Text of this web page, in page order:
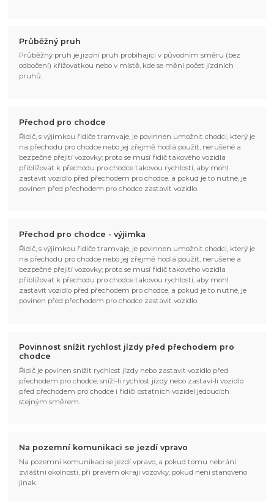
Průběžný pruh
Průběžný pruh je jízdní pruh probíhající v původním směru (bez
odbočení) křižovatkou nebo v místě, kde se mění počet jízdních
pruhů.
Přechod pro chodce
Řidič, s výjimkou řidiče tramvaje, je povinnen umožnit chodci, který je
na přechodu pro chodce nebo jej zřejmě hodlá použít, nerušené a
bezpečné přejití vozovky; proto se musí řidič takového vozidla
přibližovat k přechodu pro chodce takovou rychlostí, aby mohl
zastavit vozidlo před přechodem pro chodce, a pokud je to nutné, je
povinen před přechodem pro chodce zastavit vozidlo.
Přechod pro chodce - výjimka
Řidič, s výjimkou řidiče tramvaje, je povinnen umožnit chodci, který je
na přechodu pro chodce nebo jej zřejmě hodlá použít, nerušené a
bezpečné přejití vozovky; proto se musí řidič takového vozidla
přibližovat k přechodu pro chodce takovou rychlostí, aby mohl
zastavit vozidlo před přechodem pro chodce, a pokud je to nutné, je
povinen před přechodem pro chodce zastavit vozidlo.
Povinnost snížit rychlost jízdy před přechodem pro
chodce
Řidič je povinen snížit rychlost jízdy nebo zastavit vozidlo před
přechodem pro chodce, sníží-li rychlost jízdy nebo zastaví-li vozidlo
před přechodem pro chodce i řidiči ostatních vozidel jedoucích
stejným směrem.
Na pozemní komunikaci se jezdí vpravo
Na pozemní komunikaci se jezdí vpravo, a pokud tomu nebrání
zvláštní okolnosti, při pravém okraji vozovky, pokud není stanoveno
jinak.